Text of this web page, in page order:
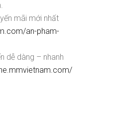
mãi mới nhất
an-pham-
dễ dàng – nhanh